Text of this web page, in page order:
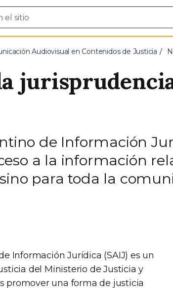
Audiovisual en Contenidos de Justicia
de Información
a la información
para toda la
Información Jurídica (SAIJ) es un
del Ministerio de Justicia y
promover una forma de justicia